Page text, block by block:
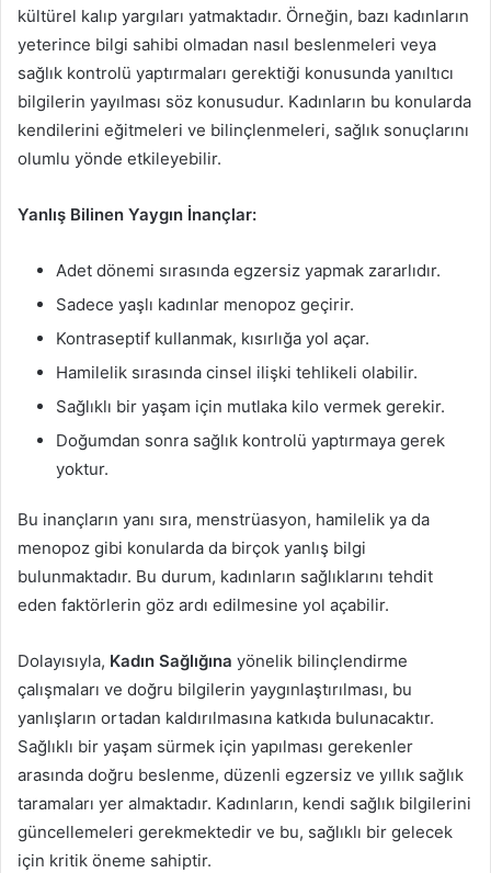
kültürel kalıp yargıları yatmaktadır. Örneğin, bazı kadınların
yeterince bilgi sahibi olmadan nasıl beslenmeleri veya
sağlık kontrolü yaptırmaları gerektiği konusunda yanıltıcı
bilgilerin yayılması söz konusudur. Kadınların bu konularda
kendilerini eğitmeleri ve bilinçlenmeleri, sağlık sonuçlarını
olumlu yönde etkileyebilir.
Yanlış Bilinen Yaygın İnançlar:
Adet dönemi sırasında egzersiz yapmak zararlıdır.
Sadece yaşlı kadınlar menopoz geçirir.
Kontraseptif kullanmak, kısırlığa yol açar.
Hamilelik sırasında cinsel ilişki tehlikeli olabilir.
Sağlıklı bir yaşam için mutlaka kilo vermek gerekir.
Doğumdan sonra sağlık kontrolü yaptırmaya gerek
yoktur.
Bu inançların yanı sıra, menstrüasyon, hamilelik ya da
menopoz gibi konularda da birçok yanlış bilgi
bulunmaktadır. Bu durum, kadınların sağlıklarını tehdit
eden faktörlerin göz ardı edilmesine yol açabilir.
Dolayısıyla, Kadın Sağlığına yönelik bilinçlendirme
çalışmaları ve doğru bilgilerin yaygınlaştırılması, bu
yanlışların ortadan kaldırılmasına katkıda bulunacaktır.
Sağlıklı bir yaşam sürmek için yapılması gerekenler
arasında doğru beslenme, düzenli egzersiz ve yıllık sağlık
taramaları yer almaktadır. Kadınların, kendi sağlık bilgilerini
güncellemeleri gerekmektedir ve bu, sağlıklı bir gelecek
için kritik öneme sahiptir.